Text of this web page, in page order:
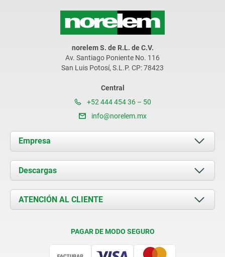
norelem S. de R.L. de C.V.
Av. Santiago Poniente No. 116
San Luis Potosí, S.L.P. CP: 78423
Central
+52 444 454 36 – 50
info@norelem.mx
Empresa
Acerca de nosotros
Novedades
Contacto
Descargas
Documents
ATENCIÓN AL CLIENTE
PAGAR DE MODO SEGURO